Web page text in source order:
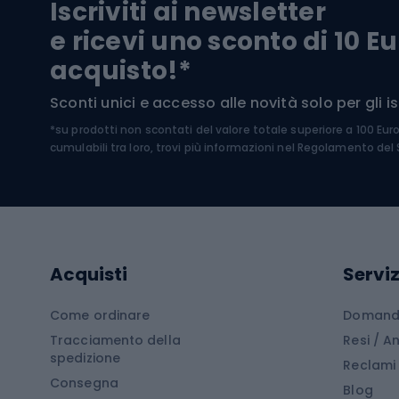
Biciclette da ghiaia
Biciclette per bambini
Sport acquatici
Costumi da bagno
Stivali da trekking
Scarponi da montagna
Sci
Iscriviti ai newsletter
e ricevi uno sconto di 10
acquisto!*
Sconti unici e accesso alle novità solo per gli
*su prodotti non scontati del valore totale superiore a 100
cumulabili tra loro, trovi più informazioni nel Regolamento del
Acquisti
Come ordinare
Tracciamento della
spedizione
Consegna
Resi /
Reclami
Blog